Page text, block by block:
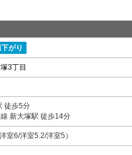
がり
3丁目
徒歩5分
新大塚駅 徒歩14分
室6/洋室5.2/洋室5）